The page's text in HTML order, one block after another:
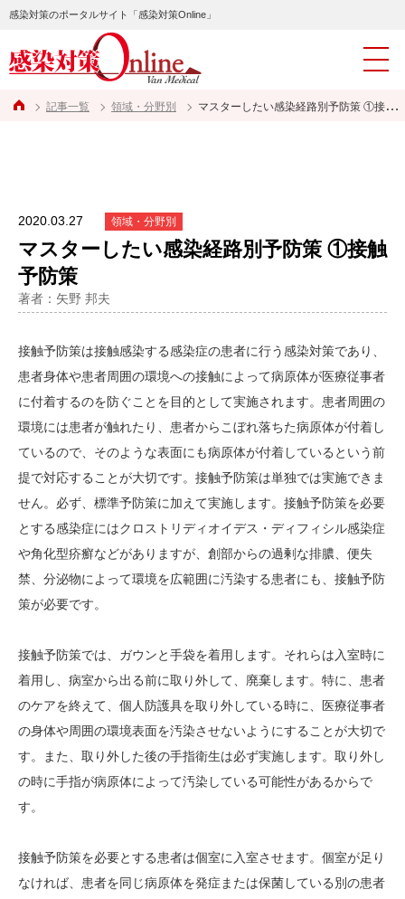
感染対策のポータルサイト「感染対策Online」
記事一覧 領域・分野別 マスターしたい感染経路別予防策 ①接触予防策
2020.03.27 領域・分野別
マスターしたい感染経路別予防策 ①接触
予防策
著者：矢野 邦夫
接触予防策は接触感染する感染症の患者に行う感染対策であり、
患者身体や患者周囲の環境への接触によって病原体が医療従事者
に付着するのを防ぐことを目的として実施されます。患者周囲の
環境には患者が触れたり、患者からこぼれ落ちた病原体が付着し
ているので、そのような表面にも病原体が付着しているという前
提で対応することが大切です。接触予防策は単独では実施できま
せん。必ず、標準予防策に加えて実施します。接触予防策を必要
とする感染症にはクロストリディオイデス・ディフィシル感染症
や角化型疥癬などがありますが、創部からの過剰な排膿、便失
禁、分泌物によって環境を広範囲に汚染する患者にも、接触予防
策が必要です。
接触予防策では、ガウンと手袋を着用します。それらは入室時に
着用し、病室から出る前に取り外して、廃棄します。特に、患者
のケアを終えて、個人防護具を取り外している時に、医療従事者
の身体や周囲の環境表面を汚染させないようにすることが大切で
す。また、取り外した後の手指衛生は必ず実施します。取り外し
の時に手指が病原体によって汚染している可能性があるからで
す。
接触予防策を必要とする患者は個室に入室させます。個室が足り
なければ、患者を同じ病原体を発症または保菌している別の患者